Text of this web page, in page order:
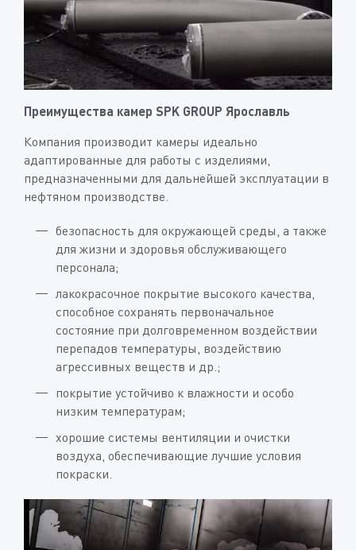
Преимущества камер SPK GROUP Ярославль
Компания производит камеры идеально
адаптированные для работы с изделиями,
предназначенными для дальнейшей эксплуатации в
нефтяном производстве.
безопасность для окружающей среды, а также
для жизни и здоровья обслуживающего
персонала;
лакокрасочное покрытие высокого качества,
способное сохранять первоначальное
состояние при долговременном воздействии
перепадов температуры, воздействию
агрессивных веществ и др.;
покрытие устойчиво к влажности и особо
низким температурам;
хорошие системы вентиляции и очистки
воздуха, обеспечивающие лучшие условия
покраски.